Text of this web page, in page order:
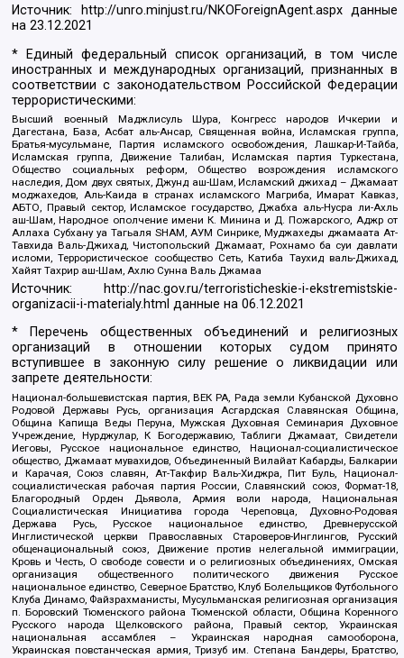
Источник: http://unro.minjust.ru/NKOForeignAgent.aspxданные
на23.12.2021
* Единый федеральный список организаций, в том числе
иностранных и международных организаций, признанных в
соответствии с законодательством Российской Федерации
террористическими:
Высший военный Маджлисуль Шура, Конгресс народов Ичкерии и
Дагестана, База, Асбат аль-Ансар, Священная война, Исламская группа,
Братья-мусульмане, Партия исламского освобождения, Лашкар-И-Тайба,
Исламская группа, Движение Талибан, Исламская партия Туркестана,
Общество социальных реформ, Общество возрождения исламского
наследия, Дом двух святых, Джунд аш-Шам, Исламский джихад – Джамаат
моджахедов, Аль-Каида в странах исламского Магриба, Имарат Кавказ,
АБТО, Правый сектор, Исламское государство, Джабха аль-Нусра ли-Ахль
аш-Шам, Народное ополчение имени К. Минина и Д. Пожарского, Аджр от
Аллаха Субхану уа Тагьаля SHAM, АУМ Синрике, Муджахеды джамаата Ат-
Тавхида Валь-Джихад, Чистопольский Джамаат, Рохнамо ба суи давлати
исломи, Террористическое сообщество Сеть, Катиба Таухид валь-Джихад,
Хайят Тахрир аш-Шам, Ахлю Сунна Валь Джамаа
Источник:
http://nac.gov.ru/terroristicheskie-i-ekstremistskie-
organizacii-i-materialy.html данные на06.12.2021
* Перечень общественных объединений и религиозных
организаций в отношении которых судом принято
вступившее в законную силу решение о ликвидации или
запрете деятельности:
Национал-большевистская партия, ВЕК РА, Рада земли Кубанской Духовно
Родовой Державы Русь, организация Асгардская Славянская Община,
Община Капища Веды Перуна, Мужская Духовная Семинария Духовное
Учреждение, Нурджулар, К Богодержавию, Таблиги Джамаат, Свидетели
Иеговы, Русское национальное единство, Национал-социалистическое
общество, Джамаат мувахидов, Объединенный Вилайат Кабарды, Балкарии
и Карачая, Союз славян, Ат-Такфир Валь-Хиджра, Пит Буль, Национал-
социалистическая рабочая партия России, Славянский союз, Формат-18,
Благородный Орден Дьявола, Армия воли народа, Национальная
Социалистическая Инициатива города Череповца, Духовно-Родовая
Держава Русь, Русское национальное единство, Древнерусской
Инглистической церкви Православных Староверов-Инглингов, Русский
общенациональный союз, Движение против нелегальной иммиграции,
Кровь и Честь, О свободе совести и о религиозных объединениях, Омская
организация общественного политического движения Русское
национальное единство, Северное Братство, Клуб Болельщиков Футбольного
Клуба Динамо, Файзрахманисты, Мусульманская религиозная организация
п. Боровский Тюменского района Тюменской области, Община Коренного
Русского народа Щелковского района, Правый сектор, Украинская
национальная ассамблея – Украинская народная самооборона,
Украинская повстанческая армия, Тризуб им. Степана Бандеры, Братство,